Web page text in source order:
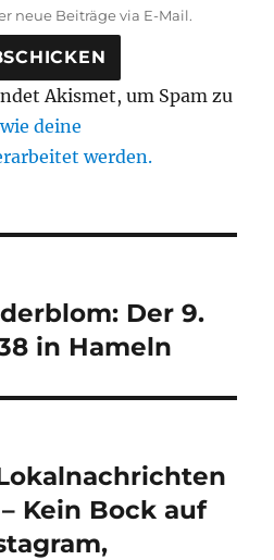
neue Beiträge via E-Mail.
Akismet, um Spam zu
deine
werden.
Der 9.
in Hameln
Kein Bock auf